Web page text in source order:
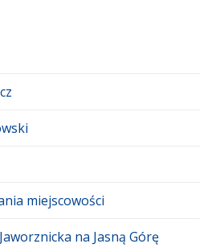
miejscowości
na Jasną Górę